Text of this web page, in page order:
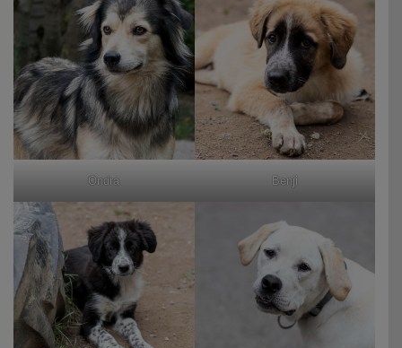
Ondra Benji